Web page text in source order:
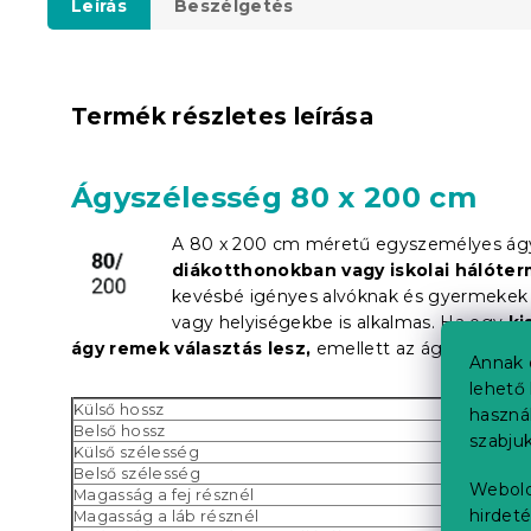
Annak
lehető
Leírás Beszélgetés
Termék részletes leírása
Ágyszélesség 80 x 200 cm
A 80 x 200 cm méretű egyszemélyes
diákotthonokban vagy iskolai
kevésbé igényes alvóknak és
vagy helyiségekbe is alkalmas. Ha egy
ágy remek választás lesz, emellett az ágy alatti
Külső hossz
Belső hossz
Külső szélesség
Belső szélesség
Magasság a fej résznél
Magasság a láb résznél